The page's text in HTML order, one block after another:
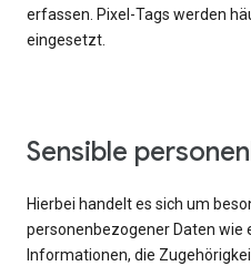
erfassen. Pixel-Tags werden
eingesetzt.
Sensible
Hierbei handelt es sich um
personenbezogener Daten
Informationen, die